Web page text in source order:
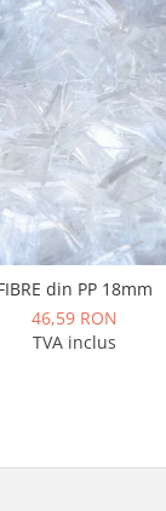
FIBRE din PP 18mm
46,59 RON
TVA inclus